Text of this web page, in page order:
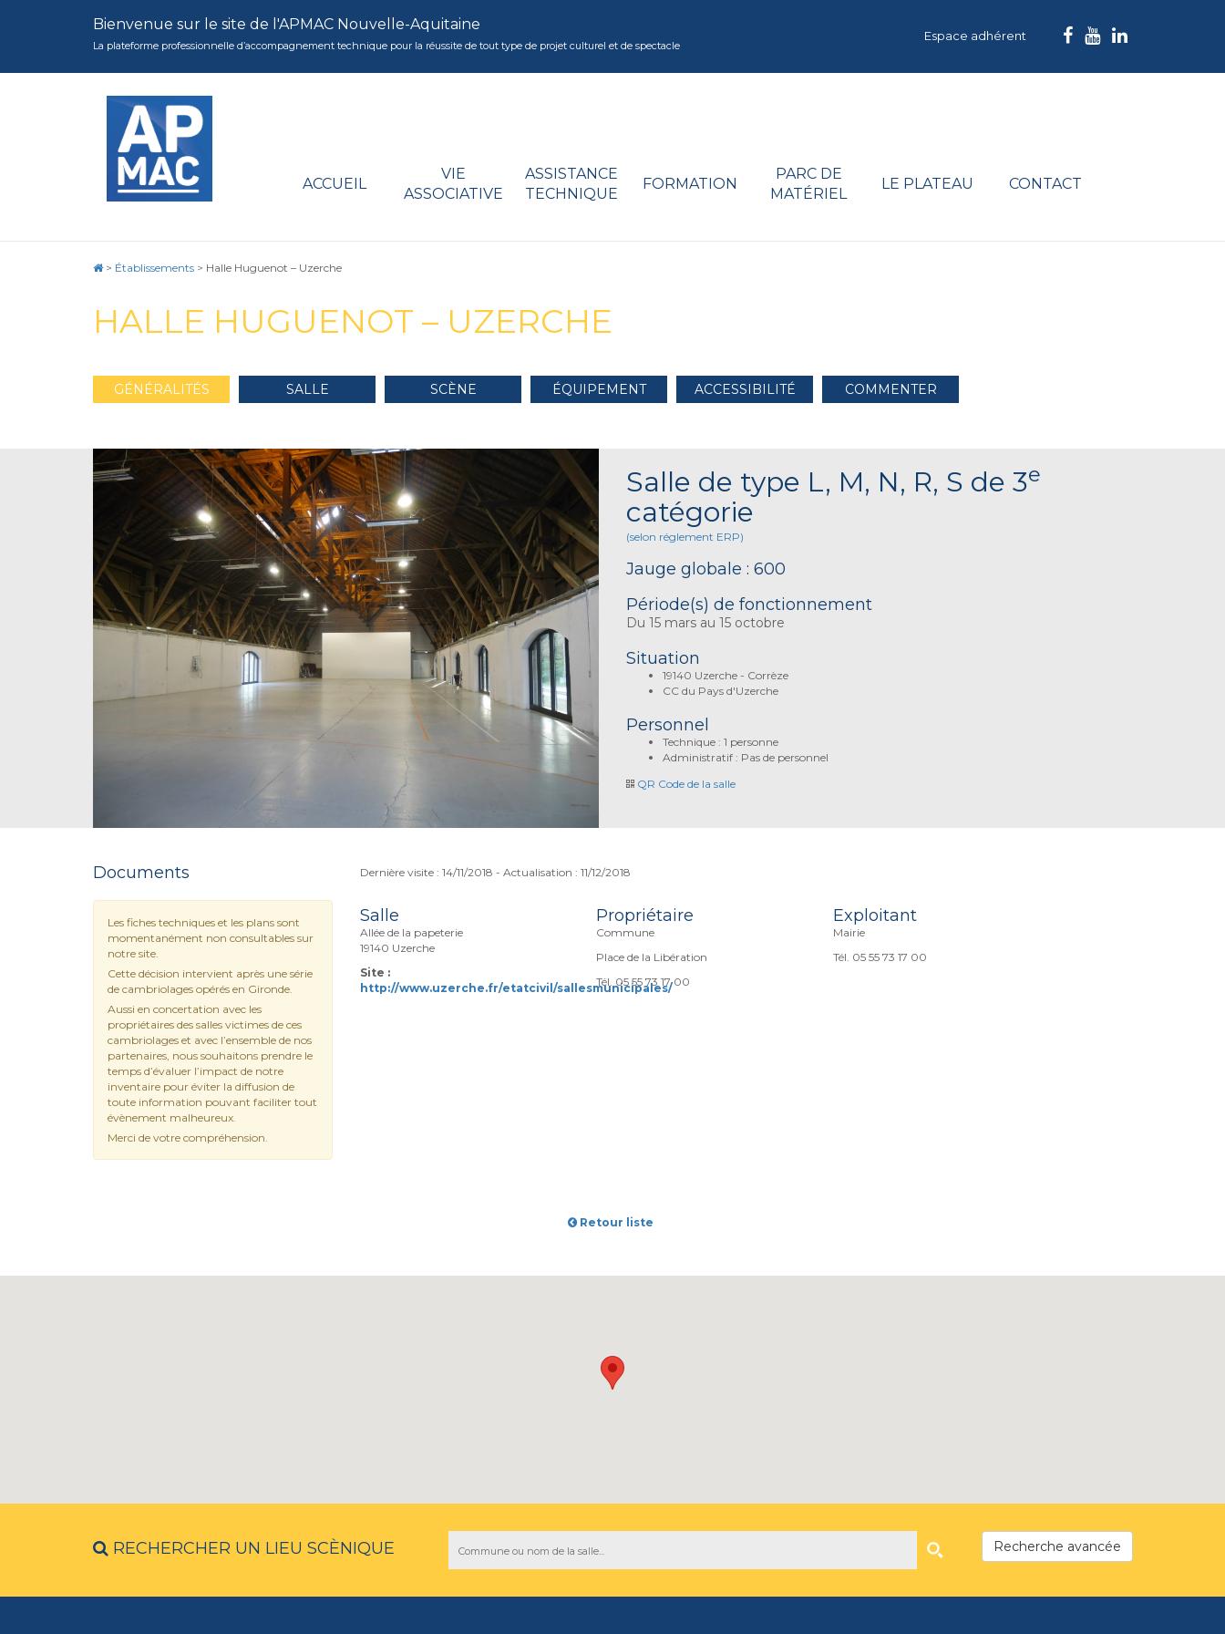
Bienvenue sur le site de l'APMAC Nouvelle-Aquitaine
La plateforme professionnelle d’accompagnement technique pour la réussite de tout type de projet culturel et de spectacle
Espace adhérent
ACCUEIL
VIE
ASSOCIATIVE
ASSISTANCE
TECHNIQUE
FORMATION
PARC DE
MATÉRIEL
LE PLATEAU CONTACT
> Établissements > Halle Huguenot – Uzerche
HALLE HUGUENOT – UZERCHE
GÉNÉRALITÉS SALLE SCÈNE ÉQUIPEMENT ACCESSIBILITÉ COMMENTER
Salle de type L, M, N, R, S de 3e
catégorie
(selon réglement ERP)
Jauge globale : 600
Période(s) de fonctionnement
Du 15 mars au 15 octobre
Situation
19140 Uzerche - Corrèze
CC du Pays d'Uzerche
Personnel
Technique : 1 personne
Administratif : Pas de personnel
QR Code de la salle
Documents
Les fiches techniques et les plans sont
momentanément non consultables sur
notre site.
Cette décision intervient après une série
de cambriolages opérés en Gironde.
Aussi en concertation avec les
propriétaires des salles victimes de ces
cambriolages et avec l’ensemble de nos
partenaires, nous souhaitons prendre le
temps d’évaluer l’impact de notre
inventaire pour éviter la diffusion de
toute information pouvant faciliter tout
évènement malheureux.
Merci de votre compréhension.
Dernière visite : 14/11/2018 - Actualisation : 11/12/2018
Salle
Allée de la papeterie
19140 Uzerche
Site :
http://www.uzerche.fr/etatcivil/sallesmunicipales/
Propriétaire
Commune
Place de la Libération
Tél. 05 55 73 17 00
Exploitant
Mairie
Tél. 05 55 73 17 00
Retour liste
RECHERCHER UN LIEU SCÈNIQUE Recherche avancée